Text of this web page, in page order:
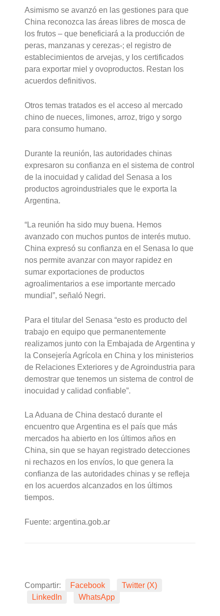
Asimismo se avanzó en las gestiones para que
China reconozca las áreas libres de mosca de
los frutos – que beneficiará a la producción de
peras, manzanas y cerezas-; el registro de
establecimientos de arvejas, y los certificados
para exportar miel y ovoproductos. Restan los
acuerdos definitivos.
Otros temas tratados es el acceso al mercado
chino de nueces, limones, arroz, trigo y sorgo
para consumo humano.
Durante la reunión, las autoridades chinas
expresaron su confianza en el sistema de control
de la inocuidad y calidad del Senasa a los
productos agroindustriales que le exporta la
Argentina.
“La reunión ha sido muy buena. Hemos
avanzado con muchos puntos de interés mutuo.
China expresó su confianza en el Senasa lo que
nos permite avanzar con mayor rapidez en
sumar exportaciones de productos
agroalimentarios a ese importante mercado
mundial”, señaló Negri.
Para el titular del Senasa “esto es producto del
trabajo en equipo que permanentemente
realizamos junto con la Embajada de Argentina y
la Consejería Agrícola en China y los ministerios
de Relaciones Exteriores y de Agroindustria para
demostrar que tenemos un sistema de control de
inocuidad y calidad confiable”.
La Aduana de China destacó durante el
encuentro que Argentina es el país que más
mercados ha abierto en los últimos años en
China, sin que se hayan registrado detecciones
ni rechazos en los envíos, lo que genera la
confianza de las autoridades chinas y se refleja
en los acuerdos alcanzados en los últimos
tiempos.
Fuente: argentina.gob.ar
Compartir: Facebook
Twitter (X)
LinkedIn
WhatsApp